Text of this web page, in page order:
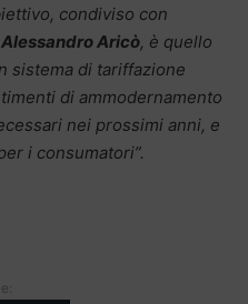
condiviso con
Alessandro Aricò, è quello
sistema di tariffazione
di ammodernamento
nei prossimi anni, e
i consumatori”.